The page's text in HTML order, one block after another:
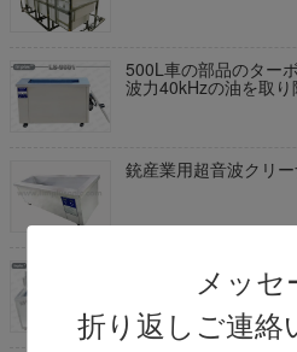
メッセ
折り返しご連絡
500L車の部品のター
波力40kHzの油を取り
銃産業用超音波クリ
ステンレス鋼の超音波